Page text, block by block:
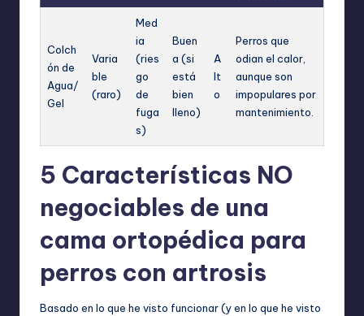
Colch
ón de
Agua/
Gel
Varia
ble
(raro)
Med
ia
(ries
go
de
fuga
s)
Buen
a (si
está
bien
lleno)
A
lt
o
Perros que
odian el calor,
aunque son
impopulares por
mantenimiento.
5 Características NO
negociables de una
cama ortopédica para
perros con artrosis
Basado en lo que he visto funcionar (y en lo que he visto